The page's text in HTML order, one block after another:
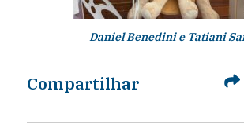
Daniel Benedini e Tatiani
Compartilhar